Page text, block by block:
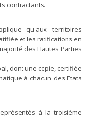
contractants.
qu'aux territoires
et les ratifications en
des Hautes Parties
dont une copie, certifiée
à chacun des Etats
à la troisième